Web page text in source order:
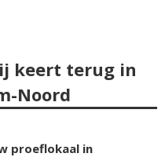
keert terug in
Noord
proeflokaal in